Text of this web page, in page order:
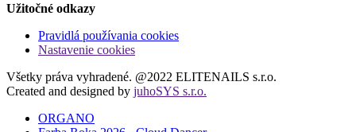
Užitočné odkazy
Pravidlá používania cookies
Nastavenie cookies
Všetky práva vyhradené. @2022 ELITENAILS s.r.o.
Created and designed by juhoSYS s.r.o.
ORGANO